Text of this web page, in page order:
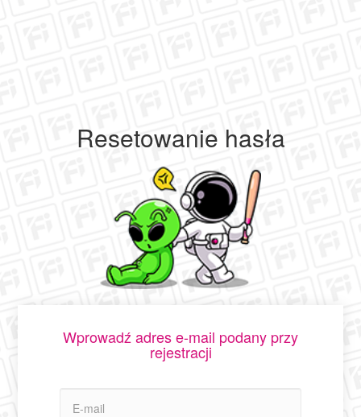
Resetowanie hasła
Wprowadź adres e-mail podany przy
rejestracji